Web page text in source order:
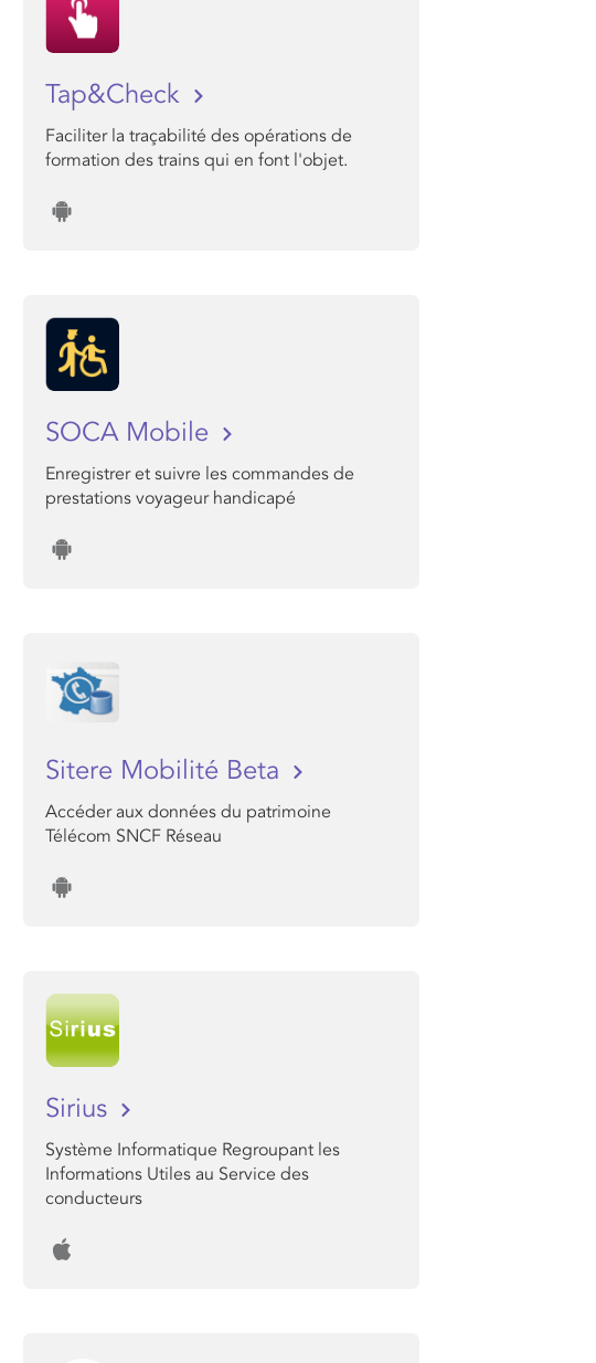
Tap&Check
Faciliter la traçabilité des opérations de
formation des trains qui en font l'objet.
SOCA Mobile
Enregistrer et suivre les commandes de
prestations voyageur handicapé
Sitere Mobilité Beta
Accéder aux données du patrimoine
Télécom SNCF Réseau
Sirius
Système Informatique Regroupant les
Informations Utiles au Service des
conducteurs